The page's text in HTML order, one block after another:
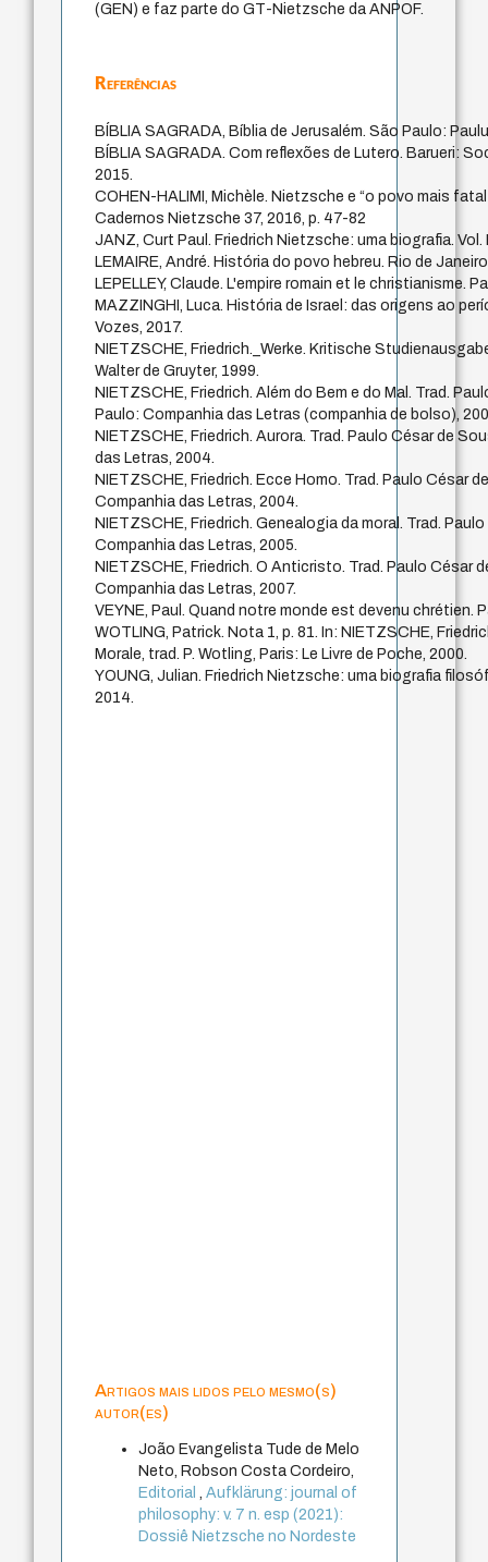
(GEN) e faz parte do GT-Nietzsche da ANPOF.
Referências
BÍBLIA SAGRADA, Bíblia de Jerusalém. São Paulo:
BÍBLIA SAGRADA. Com reflexões de Lutero. Barueri:
2015.
COHEN-HALIMI, Michèle. Nietzsche e “o povo mais
Cadernos Nietzsche 37, 2016, p. 47-82
JANZ, Curt Paul. Friedrich Nietzsche: uma biografia.
LEMAIRE, André. História do povo hebreu. Rio de
LEPELLEY, Claude. L'empire romain et le christianisme.
MAZZINGHI, Luca. História de Israel: das origens ao
Vozes, 2017.
NIETZSCHE, Friedrich._Werke. Kritische
Walter de Gruyter, 1999.
NIETZSCHE, Friedrich. Além do Bem e do Mal. Trad.
Paulo: Companhia das Letras (companhia de bolso),
NIETZSCHE, Friedrich. Aurora. Trad. Paulo César de
das Letras, 2004.
NIETZSCHE, Friedrich. Ecce Homo. Trad. Paulo César
Companhia das Letras, 2004.
NIETZSCHE, Friedrich. Genealogia da moral. Trad.
Companhia das Letras, 2005.
NIETZSCHE, Friedrich. O Anticristo. Trad. Paulo César
Companhia das Letras, 2007.
VEYNE, Paul. Quand notre monde est devenu chrétien.
WOTLING, Patrick. Nota 1, p. 81. In: NIETZSCHE,
Morale, trad. P. Wotling, Paris: Le Livre de Poche, 2000.
YOUNG, Julian. Friedrich Nietzsche: uma biografia
2014.
Artigos mais lidos pelo mesmo(s)
autor(es)
João Evangelista Tude de Melo
Neto, Robson Costa Cordeiro,
Editorial,Aufklärung: journal of
philosophy: v. 7 n. esp (2021):
Dossiê Nietzsche no Nordeste